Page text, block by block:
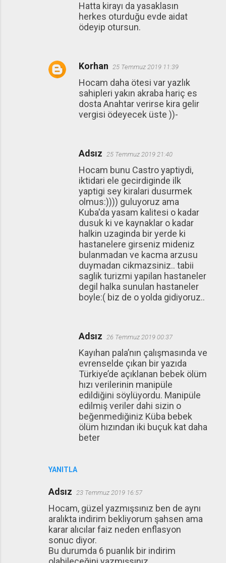
YANITLA
Hatta kirayı da yasaklasın
herkes oturduğu evde aidat
ödeyip otursun.
Korhan 25 Temmuz 2019 11:39
Hocam daha ötesi var yazlık
sahipleri yakın akraba hariç es
dosta Anahtar verirse kira gelir
vergisi ödeyecek üste ))-
Adsız 25 Temmuz 2019 21:40
Hocam bunu Castro yaptiydi,
iktidari ele gecirdiginde ilk
yaptigi sey kiralari dusurmek
olmus:)))) guluyoruz ama
Kuba'da yasam kalitesi o kadar
dusuk ki ve kaynaklar o kadar
halkin uzaginda bir yerde ki
hastanelere girseniz mideniz
bulanmadan ve kacma arzusu
duymadan cikmazsiniz.. tabii
saglik turizmi yapilan hastaneler
degil halka sunulan hastaneler
boyle:( biz de o yolda gidiyoruz..
Adsız 26 Temmuz 2019 00:37
Kayıhan pala’nın çalışmasında ve
evrenselde çıkan bir yazıda
Türkiye’de açıklanan bebek ölüm
hızı verilerinin manipüle
edildiğini söylüyordu. Manipüle
edilmiş veriler dahi sizin o
beğenmediğiniz Küba bebek
ölüm hızından iki buçuk kat daha
beter
Adsız 23 Temmuz 2019 16:57
Hocam, güzel yazmışsınız ben de aynı
aralıkta indirim bekliyorum şahsen ama
karar alıcılar faiz neden enflasyon
sonuc diyor.
Bu durumda 6 puanlık bir indirim